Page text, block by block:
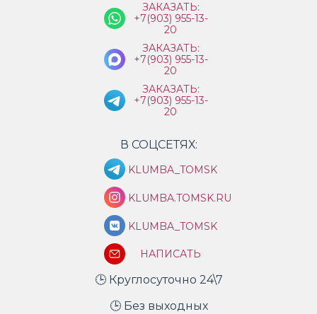
ЗАКАЗАТЬ:
+7(903) 955-13-
20
ЗАКАЗАТЬ:
+7(903) 955-13-
20
ЗАКАЗАТЬ:
+7(903) 955-13-
20
В СОЦСЕТЯХ:
KLUMBA_TOMSK
KLUMBA.TOMSK.RU
KLUMBA_TOMSK
НАПИСАТЬ
🕒 Круглосуточно 24\7
🕒 Без выходных